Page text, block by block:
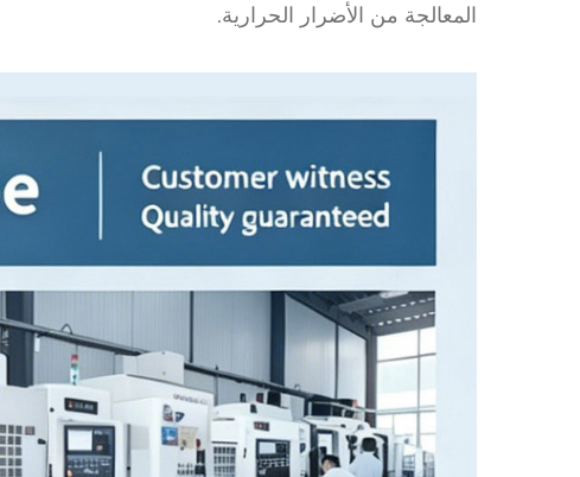
المعالجة من الأضرار الحرارية.